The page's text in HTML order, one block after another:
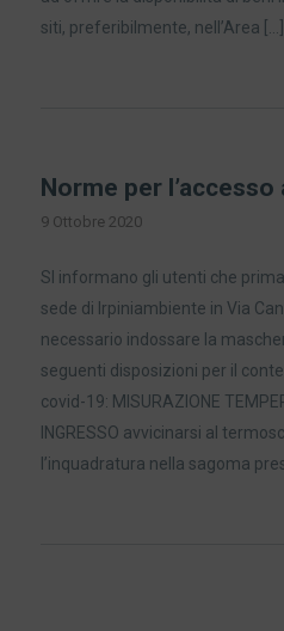
siti, preferibilmente, nell’Area […]
Norme per
9 Ottobre 2020
SI informano gli utenti che
sede di Irpiniambiente in Via
necessario indossare la
seguenti disposizioni per il
covid-19: MISURAZIONE
INGRESSO avvicinarsi al
l’inquadratura nella sagoma